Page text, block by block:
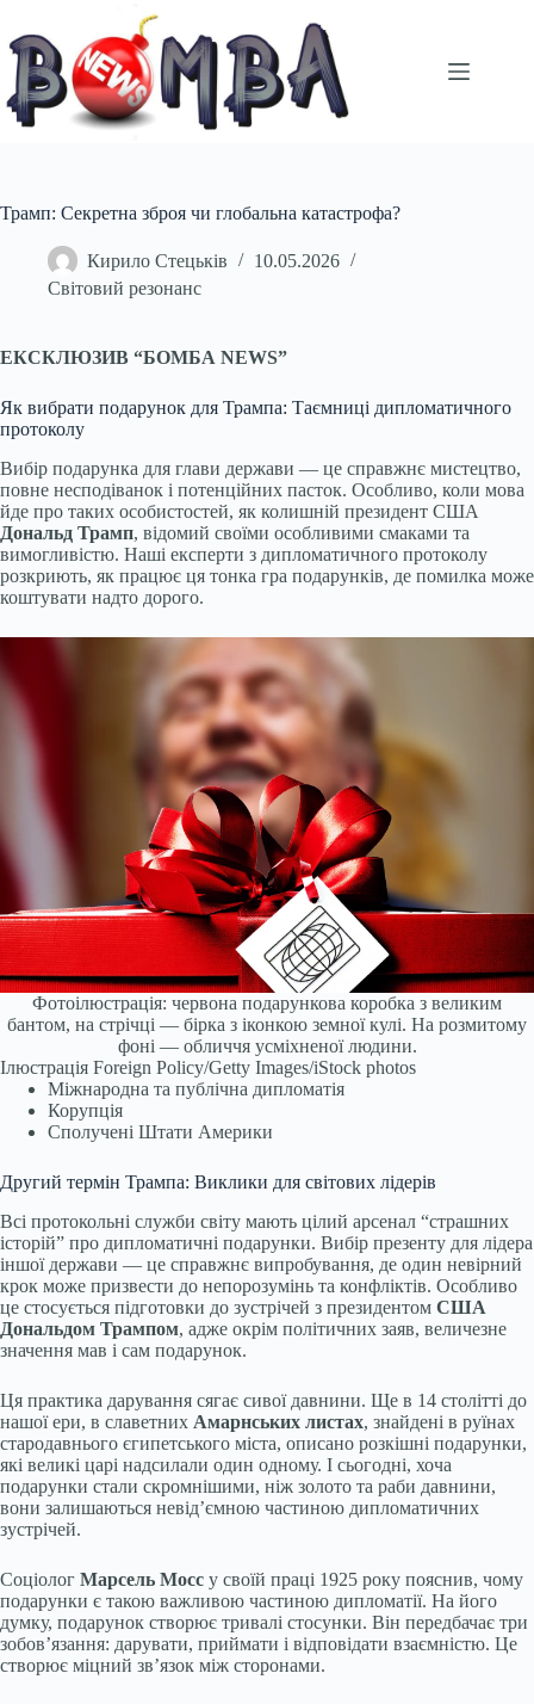
вмісту
Трамп: Секретна зброя чи глобальна катастрофа?
Кирило Стецьків
10.05.2026
Світовий резонанс
ЕКСКЛЮЗИВ “БОМБА NEWS”
Як вибрати подарунок для Трампа: Таємниці дипломатичного
протоколу
Вибір подарунка для глави держави — це справжнє мистецтво,
повне несподіванок і потенційних пасток. Особливо, коли мова
йде про таких особистостей, як колишній президент США
Дональд Трамп, відомий своїми особливими смаками та
вимогливістю. Наші експерти з дипломатичного протоколу
розкриють, як працює ця тонка гра подарунків, де помилка може
коштувати надто дорого.
Фотоілюстрація: червона подарункова коробка з великим
бантом, на стрічці — бірка з іконкою земної кулі. На розмитому
фоні — обличчя усміхненої людини.
Ілюстрація Foreign Policy/Getty Images/iStock photos
Міжнародна та публічна дипломатія
Корупція
Сполучені Штати Америки
Другий термін Трампа: Виклики для світових лідерів
Всі протокольні служби світу мають цілий арсенал “страшних
історій” про дипломатичні подарунки. Вибір презенту для лідера
іншої держави — це справжнє випробування, де один невірний
крок може призвести до непорозумінь та конфліктів. Особливо
це стосується підготовки до зустрічей з президентом США
Дональдом Трампом, адже окрім політичних заяв, величезне
значення мав і сам подарунок.
Ця практика дарування сягає сивої давнини. Ще в 14 столітті до
нашої ери, в славетних Амарнських листах, знайдені в руїнах
стародавнього єгипетського міста, описано розкішні подарунки,
які великі царі надсилали один одному. І сьогодні, хоча
подарунки стали скромнішими, ніж золото та раби давнини,
вони залишаються невід’ємною частиною дипломатичних
зустрічей.
Соціолог Марсель Мосс у своїй праці 1925 року пояснив, чому
подарунки є такою важливою частиною дипломатії. На його
думку, подарунок створює тривалі стосунки. Він передбачає три
зобов’язання: дарувати, приймати і відповідати взаємністю. Це
створює міцний зв’язок між сторонами.